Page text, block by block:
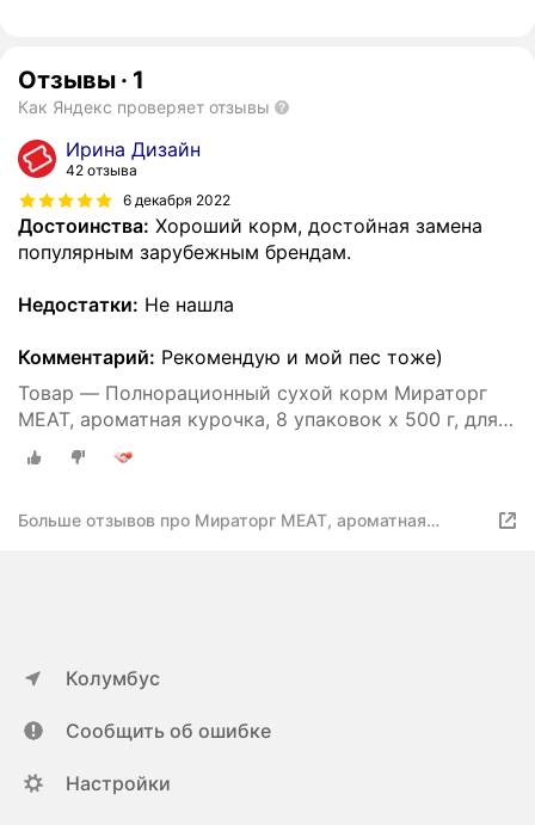
Отзывы · 1
Как Яндекс проверяет отзывы
Ирина Дизайн
42 отзыва
6 декабря 2022
Достоинства: Хороший корм, достойная замена
популярным зарубежным брендам.
Недостатки: Не нашла
Комментарий: Рекомендую и мой пес тоже)
Товар — Полнорационный сухой корм Мираторг
MEAT, ароматная курочка, 8 упаковок х 500 г, для
взрослых собак мелких пород, старше 1 года
Больше отзывов про Мираторг MEAT, ароматная
Колумбус
Сообщить об ошибке
Настройки